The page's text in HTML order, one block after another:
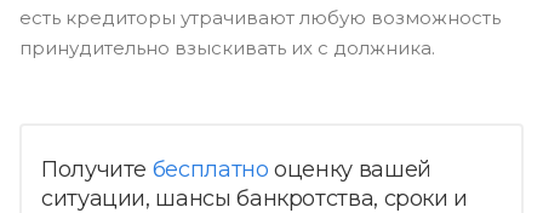
есть кредиторы утрачивают любую возможность
принудительно взыскивать их с должника.
Получите бесплатно оценку вашей
ситуации, шансы банкротства, сроки и